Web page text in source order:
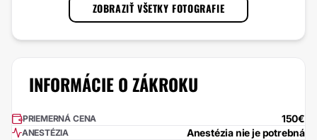
ZOBRAZIŤ VŠETKY FOTOGRAFIE
INFORMÁCIE O ZÁKROKU
PRIEMERNÁ CENA 150€
ANESTÉZIA Anestézia nie je potrebná